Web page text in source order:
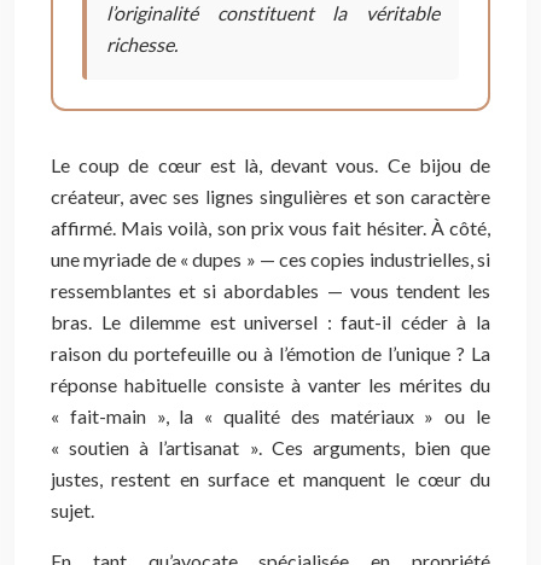
l’originalité constituent la véritable
richesse.
Le coup de cœur est là, devant vous. Ce bijou de
créateur, avec ses lignes singulières et son caractère
affirmé. Mais voilà, son prix vous fait hésiter. À côté,
une myriade de « dupes » — ces copies industrielles, si
ressemblantes et si abordables — vous tendent les
bras. Le dilemme est universel : faut-il céder à la
raison du portefeuille ou à l’émotion de l’unique ? La
réponse habituelle consiste à vanter les mérites du
« fait-main », la « qualité des matériaux » ou le
« soutien à l’artisanat ». Ces arguments, bien que
justes, restent en surface et manquent le cœur du
sujet.